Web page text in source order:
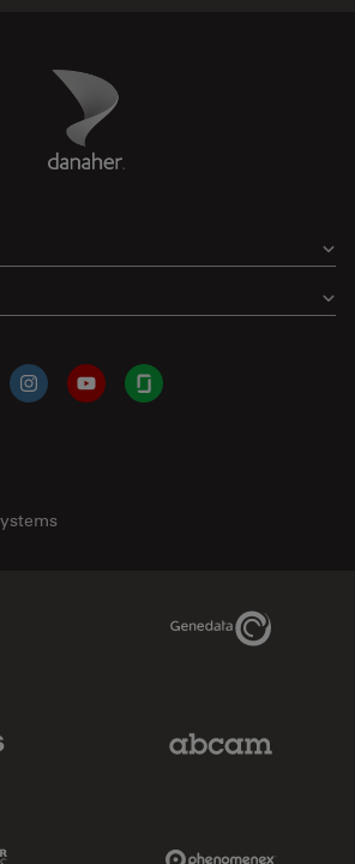
Danaher Logo
InstagramYouTubeGlassdoor
Genedata Link
Devices Link